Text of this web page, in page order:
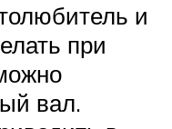
и
при
вал.